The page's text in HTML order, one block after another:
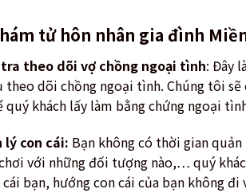
tử hôn nhân gia đình
tra theo dõi vợ chồng ngoại tình: Đây
theo dõi chồng ngoại tình. Chúng tôi
quý khách lấy làm bằng chứng ngoại
lý con cái: Bạn không có thời gian
với những đối tượng nào,… quý
bạn, hướng con cái của bạn không đi